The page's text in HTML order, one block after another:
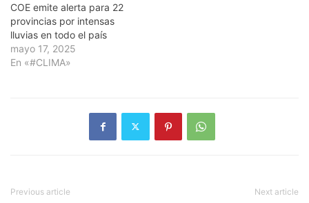
COE emite alerta para 22
provincias por intensas
lluvias en todo el país
mayo 17, 2025
En «#CLIMA»
Previous article Next article